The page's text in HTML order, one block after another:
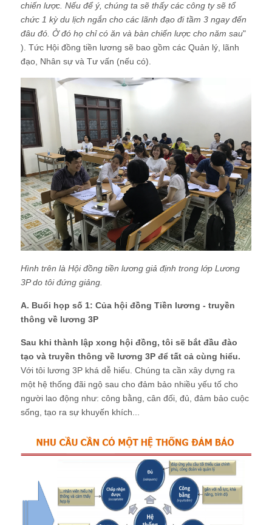
chiến lược. Nếu để ý, chúng ta sẽ thấy các công ty sẽ tổ
chức 1 kỳ du lịch ngắn cho các lãnh đạo đi tầm 3 ngay đến
đâu đó. Ở đó họ chỉ có ăn và bàn chiến lược cho năm sau"
). Tức Hội đồng tiền lương sẽ bao gồm các Quản lý, lãnh
đạo, Nhân sự và Tư vấn (nếu có).
Hình trên là Hội đồng tiền lương giả định trong lớp Lương
3P do tôi đứng giảng.
A. Buổi họp số 1: Của hội đồng Tiền lương - truyền
thông về lương 3P
Sau khi thành lập xong hội đồng, tôi sẽ bắt đầu đào
tạo và truyền thông về lương 3P để tất cả cùng hiểu.
Với tôi lương 3P khá dễ hiểu. Chúng ta cần xây dựng ra
một hệ thống đãi ngộ sau cho đảm bảo nhiều yếu tố cho
người lao động như: công bằng, cân đối, đủ, đảm bảo cuộc
sống, tạo ra sự khuyến khích...